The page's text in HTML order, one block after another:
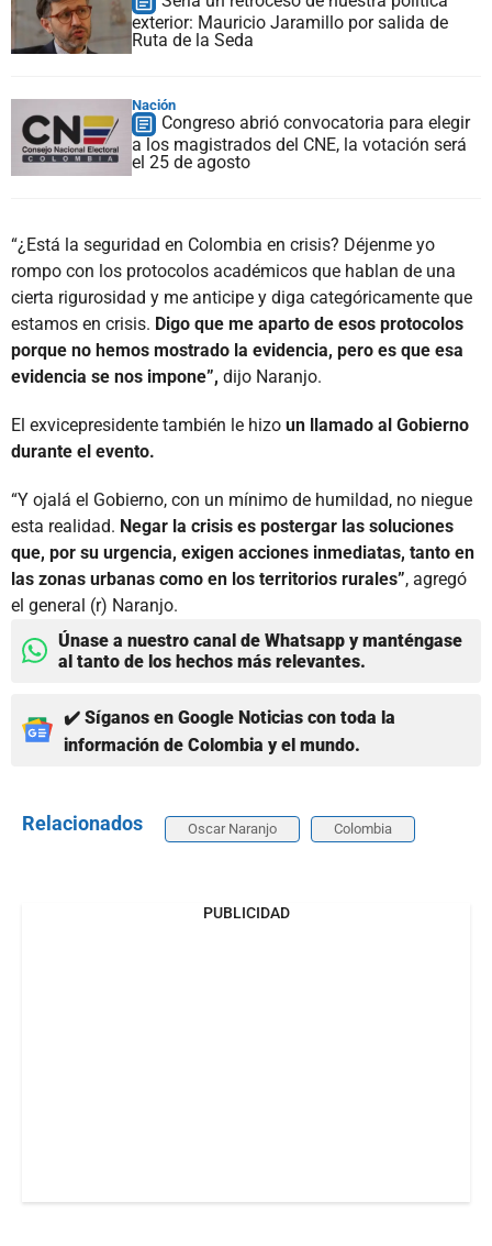
exterior: Mauricio Jaramillo por salida de
Ruta de la Seda
Nación
Congreso abrió convocatoria para elegir
a los magistrados del CNE, la votación será
el 25 de agosto
“¿Está la seguridad en Colombia en crisis? Déjenme yo
rompo con los protocolos académicos que hablan de una
cierta rigurosidad y me anticipe y diga categóricamente que
estamos en crisis. Digo que me aparto de esos protocolos
porque no hemos mostrado la evidencia, pero es que esa
evidencia se nos impone”, dijo Naranjo.
El exvicepresidente también le hizo un llamado al Gobierno
durante el evento.
“Y ojalá el Gobierno, con un mínimo de humildad, no niegue
esta realidad. Negar la crisis es postergar las soluciones
que, por su urgencia, exigen acciones inmediatas, tanto en
las zonas urbanas como en los territorios rurales”, agregó
el general (r) Naranjo.
Únase a nuestro canal de Whatsapp y manténgase
al tanto de los hechos más relevantes.
✔️ Síganos en Google Noticias con toda la
información de Colombia y el mundo.
Relacionados Oscar Naranjo Colombia
PUBLICIDAD